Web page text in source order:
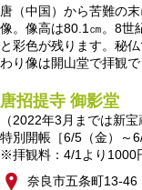
唐（中国）から苦難の
像。像高は80.1㎝。8世
と彩色が残ります。秘
わり像は開山堂で拝観で
唐招提寺 御影堂
（2022年3月までは新宝
特別開帳［6/5（金）～6/
※拝観料：4/1より1000
奈良市五条町13-46